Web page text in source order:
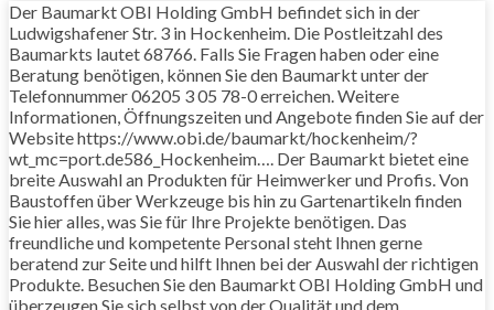
Der Baumarkt OBI Holding GmbH befindet sich in der
Ludwigshafener Str. 3 in Hockenheim. Die Postleitzahl des
Baumarkts lautet 68766. Falls Sie Fragen haben oder eine
Beratung benötigen, können Sie den Baumarkt unter der
Telefonnummer 06205 3 05 78-0 erreichen. Weitere
Informationen, Öffnungszeiten und Angebote finden Sie auf der
Website https://www.obi.de/baumarkt/hockenheim/?
wt_mc=port.de586_Hockenheim…. Der Baumarkt bietet eine
breite Auswahl an Produkten für Heimwerker und Profis. Von
Baustoffen über Werkzeuge bis hin zu Gartenartikeln finden
Sie hier alles, was Sie für Ihre Projekte benötigen. Das
freundliche und kompetente Personal steht Ihnen gerne
beratend zur Seite und hilft Ihnen bei der Auswahl der richtigen
Produkte. Besuchen Sie den Baumarkt OBI Holding GmbH und
überzeugen Sie sich selbst von der Qualität und dem